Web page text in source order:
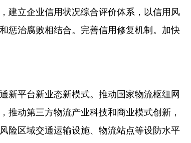
建立企业信用状况综合评价体系，以信用风
惩治腐败相结合。完善信用修复机制。加快
新平台新业态新模式。推动国家物流枢纽网
推动第三方物流产业科技和商业模式创新，
险区域交通运输设施、物流站点等设防水平